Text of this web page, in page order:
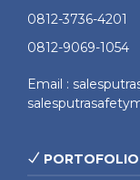
0812-3736-4201
0812-9069-1054
Email :